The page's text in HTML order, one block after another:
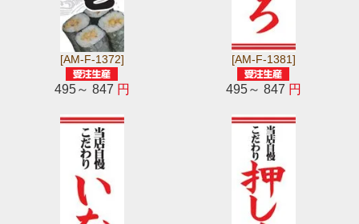
[AM-F-1372]
495～ 847 円
[AM-F-1381]
495～ 847 円